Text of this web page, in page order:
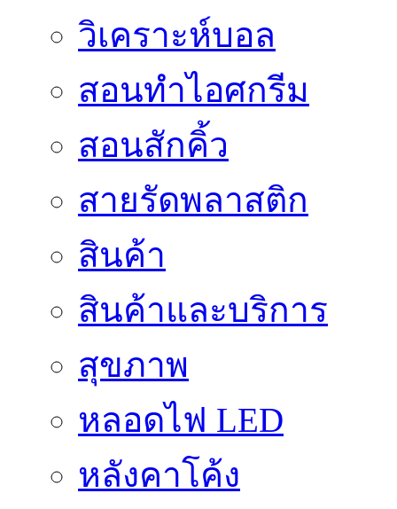
วิเคราะห์บอล
สอนทำไอศกรีม
สอนสักคิ้ว
สายรัดพลาสติก
สินค้า
สินค้าและบริการ
สุขภาพ
หลอดไฟ LED
หลังคาโค้ง